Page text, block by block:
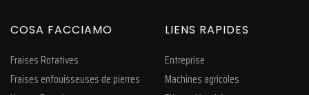
COSA FACCIAMO
Fraises Rotatives
Fraises enfouisseuses de pierres
LIENS RAPIDES
Entreprise
Machines agricoles